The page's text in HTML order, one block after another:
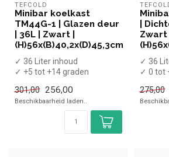
TEFCOLD
Minibar koelkast
TM44G-1 | Glazen deur
| 36L | Zwart |
(H)56x(B)40,2x(D)45,3cm
✓ 36 Liter inhoud
✓ +5 tot +14 graden
✓ Breedte 40,2 cm, diepte
4...
301,00 256,00
Beschikbaarheid laden..
|
Zwart |
✓ 36
✓ 0 tot
✓
46...
275,00